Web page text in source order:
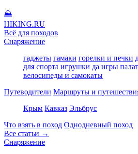
⛰
HIKING.RU
Всё для походов
Снаряжение
гаджеты гамаки горелки и печки
для спорта игрушки да игры
велосипеды и самокаты
Путеводители Маршруты и
Крым Кавказ Эльбрус
Что взять в поход Однодневный поход
Все статьи →
Снаряжение